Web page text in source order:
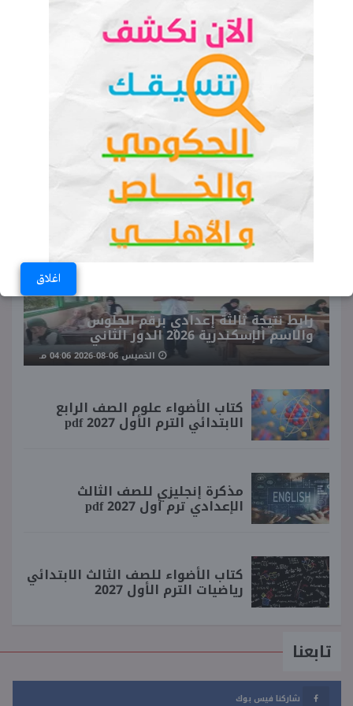
اغلاق
5 خطوات للتأكد من اعتماد المؤسسات
التعليمية قبل التقديم.. احذر من
الكيانات الوهمية
موعد إعلان تفاصيل تنسيق المرحلة
الثانية 2026
♥ ترند اليوم
رابط نتيجة ثالثة إعدادي برقم الجلوس
والاسم الإسكندرية 2026 الدور الثاني
الخميس 06-08-2026 04:06 مـ
كتاب الأضواء علوم الصف الرابع
الابتدائي الترم الأول 2027 pdf
مذكرة إنجليزي للصف الثالث
الإعدادي ترم أول 2027 pdf
كتاب الأضواء للصف الثالث الابتدائي
رياضيات الترم الأول 2027
تابعنا
شاركنا فيس بوك